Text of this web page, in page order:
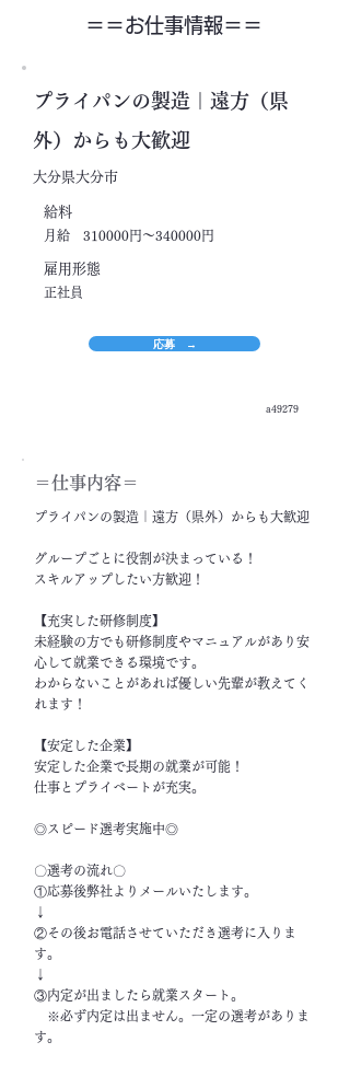
＝＝​お仕事情報＝＝
プライパンの製造｜遠方（県
外）からも大歓迎
大分県大分市
​給料
月給 310000円～340000円
​雇用形態
正社員
応募 →
a49279
＝​仕事内容＝
プライパンの製造｜遠方（県外）からも大歓迎
グループごとに役割が決まっている！
スキルアップしたい方歓迎！
【充実した研修制度】
未経験の方でも研修制度やマニュアルがあり安
心して就業できる環境です。
わからないことがあれば優しい先輩が教えてく
れます！
【安定した企業】
安定した企業で長期の就業が可能！
仕事とプライベートが充実。
◎スピード選考実施中◎
〇選考の流れ〇
①応募後弊社よりメールいたします。
↓
②その後お電話させていただき選考に入りま
す。
↓
③内定が出ましたら就業スタート。
※必ず内定は出ません。一定の選考がありま
す。